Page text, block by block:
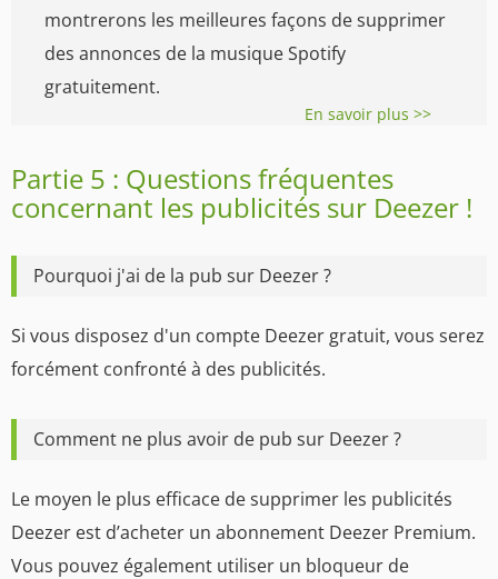
montrerons les meilleures façons de supprimer
des annonces de la musique Spotify
gratuitement.
En savoir plus >>
Partie 5 : Questions fréquentes
concernant les publicités sur Deezer !
Pourquoi j'ai de la pub sur Deezer ?
Si vous disposez d'un compte Deezer gratuit, vous serez
forcément confronté à des publicités.
Comment ne plus avoir de pub sur Deezer ?
Le moyen le plus efficace de supprimer les publicités
Deezer est d’acheter un abonnement Deezer Premium.
Vous pouvez également utiliser un bloqueur de